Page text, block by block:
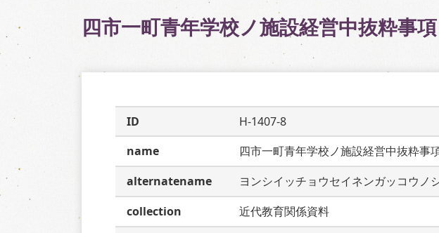
四市一町青年学校ノ施設経営中抜粋事項
ID
H-1407-8
name
四市一町青年学校ノ施設経営中抜粋事
alternatename
ヨンシイッチョウセイネンガッコウノ
collection
近代教育関係資料